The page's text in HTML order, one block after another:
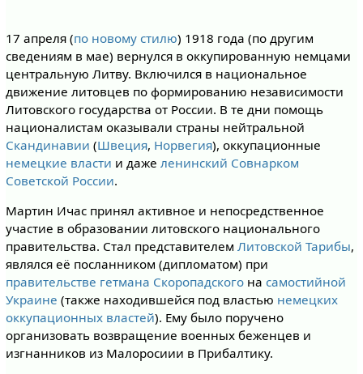
17 апреля (по новому стилю) 1918 года (по другим
сведениям в мае) вернулся в оккупированную немцами
центральную Литву. Включился в национальное
движение литовцев по формированию независимости
Литовского государства от России. В те дни помощь
националистам оказывали страны нейтральной
Скандинавии (Швеция, Норвегия), оккупационные
немецкие власти и даже ленинский Совнарком
Советской России.
Мартин Ичас принял активное и непосредственное
участие в образовании литовского национального
правительства. Стал представителем Литовской Тарибы,
являлся её посланником (дипломатом) при
правительстве гетмана Скоропадскогона самостийной
Украине (также находившейся под властью немецких
оккупационных властей). Ему было поручено
организовать возвращение военных беженцев и
изгнанников из Малоросиии в Прибалтику.